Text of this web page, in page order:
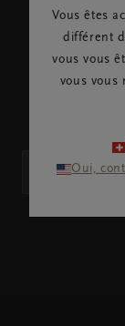
Vous êtes
différent
vous vous
vous vous